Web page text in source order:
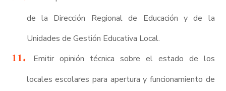
de la Dirección Regional de Educación y de la
Unidades de Gestión Educativa Local.
Emitir opinión técnica sobre el estado de los
locales escolares para apertura y funcionamiento de